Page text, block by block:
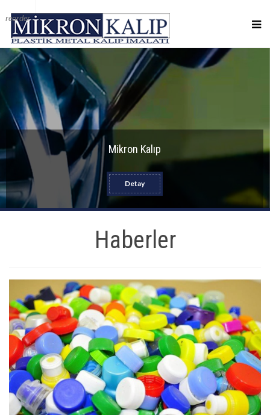
reorder
Mikron Kalıp
Detay
Haberler